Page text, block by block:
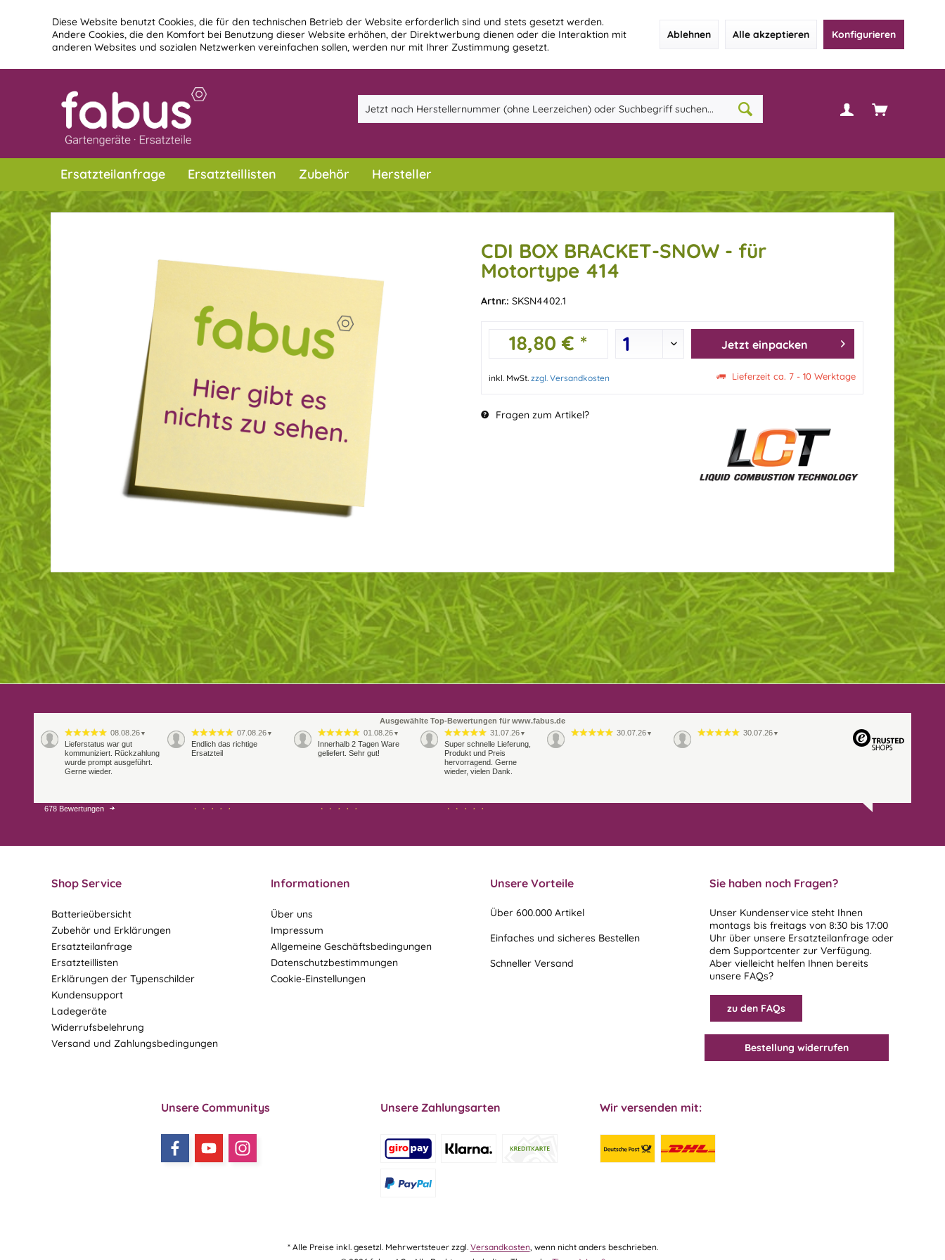
Diese Website benutzt Cookies, die für den technischen Betrieb der Website erforderlich sind und stets gesetzt werden.
Andere Cookies, die den Komfort bei Benutzung dieser Website erhöhen, der Direktwerbung dienen oder die Interaktion mit
anderen Websites und sozialen Netzwerken vereinfachen sollen, werden nur mit Ihrer Zustimmung gesetzt.
Ablehnen Alle akzeptieren Konfigurieren
Ersatzteilanfrage Ersatzteillisten Zubehör Hersteller
CDI BOX BRACKET-SNOW - für
Motortype 414
Artnr.: SKSN4402.1
18,80 € * Jetzt einpacken
inkl. MwSt. zzgl. Versandkosten Lieferzeit ca. 7 - 10 Werktage
Fragen zum Artikel?
Ausgewählte Top-Bewertungen für www.fabus.de
08.08.26 ▼
Lieferstatus war gut
kommuniziert. Rückzahlung
wurde prompt ausgeführt.
Gerne wieder.
07.08.26 ▼
Endlich das richtige
Ersatzteil
01.08.26 ▼
Innerhalb 2 Tagen Ware
geliefert. Sehr gut!
31.07.26 ▼
Super schnelle Lieferung,
Produkt und Preis
hervorragend. Gerne
wieder, vielen Dank.
30.07.26 ▼ 30.07.26 ▼
29.07.26
678 Bewertungen
Shop Service
Batterieübersicht
Zubehör und Erklärungen
Ersatzteilanfrage
Ersatzteillisten
Erklärungen der Typenschilder
Kundensupport
Ladegeräte
Widerrufsbelehrung
Versand und Zahlungsbedingungen
Informationen
Über uns
Impressum
Allgemeine Geschäftsbedingungen
Datenschutzbestimmungen
Cookie-Einstellungen
Unsere Vorteile
Über 600.000 Artikel
Einfaches und sicheres Bestellen
Schneller Versand
Sie haben noch Fragen?
Unser Kundenservice steht Ihnen
montags bis freitags von 8:30 bis 17:00
Uhr über unsere Ersatzteilanfrage oder
dem Supportcenter zur Verfügung.
Aber vielleicht helfen Ihnen bereits
unsere FAQs?
zu den FAQs
Bestellung widerrufen
Unsere Communitys Unsere Zahlungsarten Wir versenden mit:
* Alle Preise inkl. gesetzl. Mehrwertsteuer zzgl. Versandkosten, wenn nicht anders beschrieben.